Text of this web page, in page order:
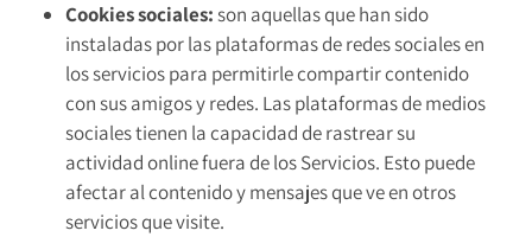
Cookies sociales:son aquellas que han sido
instaladas por las plataformas de redes sociales en
los servicios para permitirle compartir contenido
con sus amigos y redes. Las plataformas de medios
sociales tienen la capacidad de rastrear su
actividad online fuera de los Servicios. Esto puede
afectar al contenido y mensajes que ve en otros
servicios que visite.